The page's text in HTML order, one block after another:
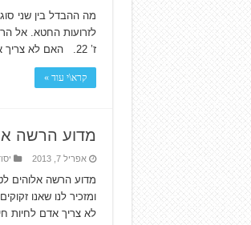
מה ההבדל בין שני
ז’ 22. האם לא צריך אדם לחיות חיי קדושה על מנת שיהפוך …
קרא\י עוד »
מדוע הרשה
אפריל 7, 2013
מדוע הרשה אלוהים
לא צריך אדם לחיות